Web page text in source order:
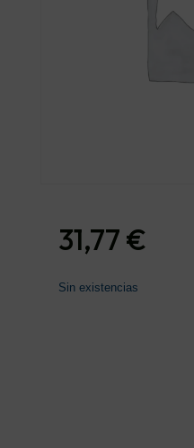
31,77 €
Sin existencias